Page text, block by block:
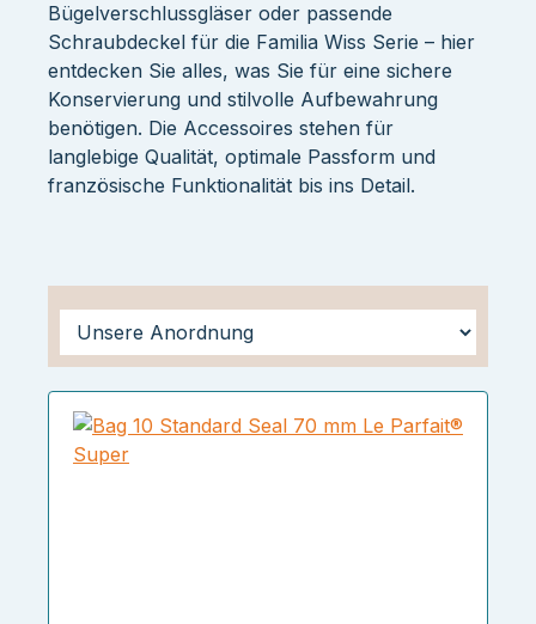
Bügelverschlussgläser oder passende
Schraubdeckel für die Familia Wiss Serie – hier
entdecken Sie alles, was Sie für eine sichere
Konservierung und stilvolle Aufbewahrung
benötigen. Die Accessoires stehen für
langlebige Qualität, optimale Passform und
französische Funktionalität bis ins Detail.